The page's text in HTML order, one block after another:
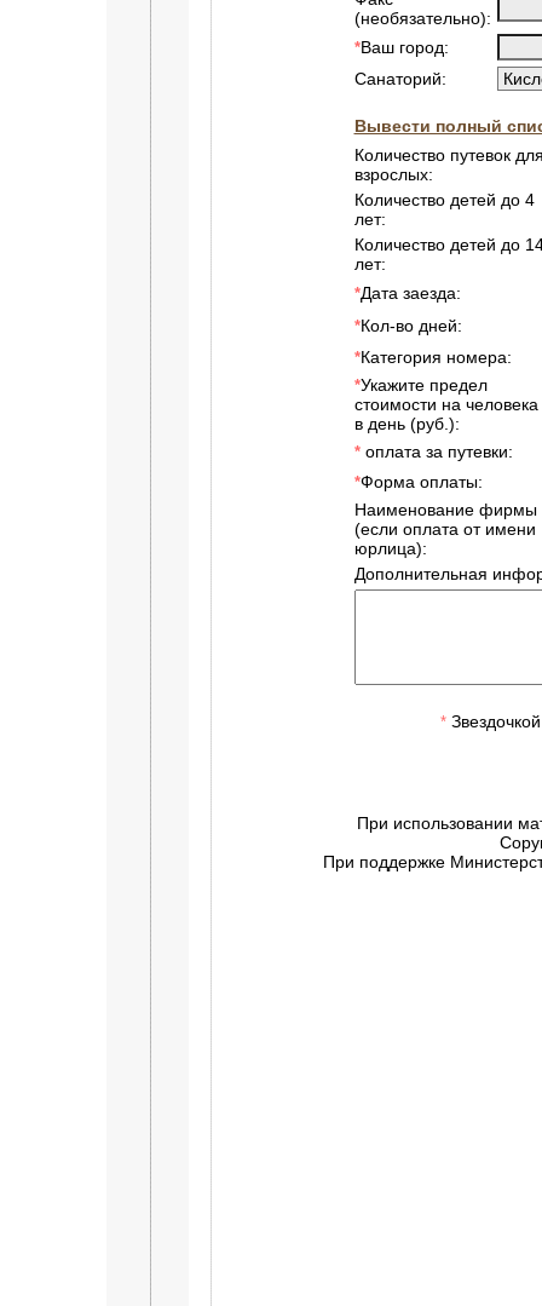
(необязательно):
*Ваш город:
Санаторий:
Вывести полный
Количество путевок
взрослых:
Количество детей до 4
лет:
Количество детей до
лет:
*Дата заезда:
*Кол-во дней:
*Категория номера:
*Укажите предел
стоимости на человека
в день (руб.):
*оплата за путевки:
*Форма оплаты:
Наименование фирмы
(если оплата от имени
юрлица):
Дополнительная
*
При использовании
При поддержке